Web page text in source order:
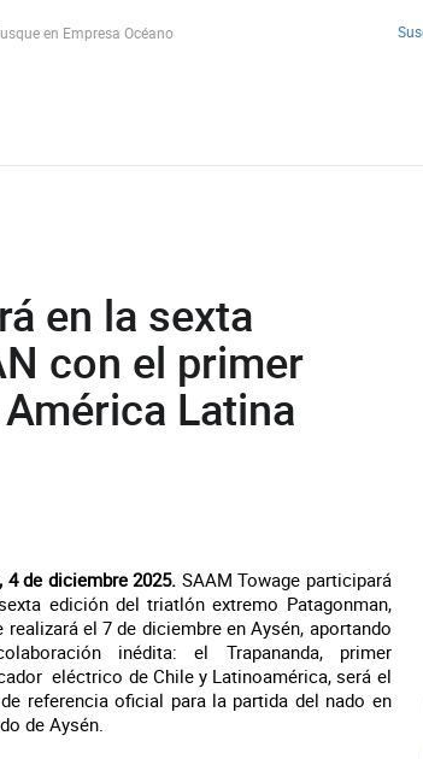
en la sexta
con el primer
Latina
4 de diciembre 2025. SAAM Towage participará
edición del triatlón extremo Patagonman,
realizará el 7 de diciembre en Aysén, aportando
inédita: el Trapananda, primer
eléctrico de Chile y Latinoamérica, será el
referencia oficial para la partida del nado en
de Aysén.